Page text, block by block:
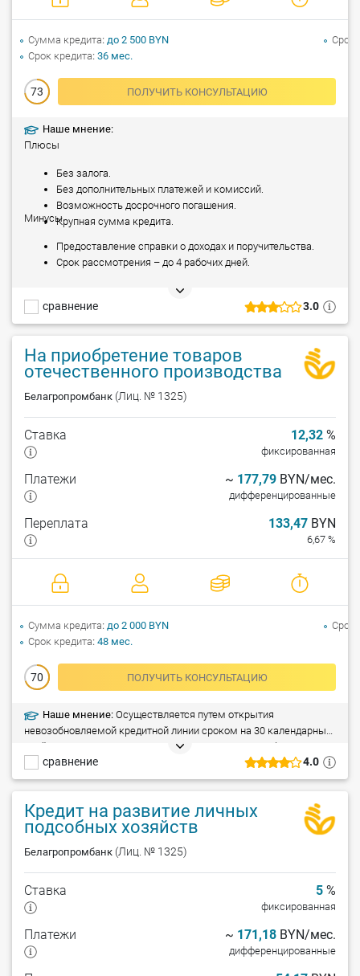
3.0
сравнение
73 ПОЛУЧИТЬ КОНСУЛЬТАЦИЮ
Сумма кредита до 2 500 BYN
Срок кредита 36 мес.
Срок
Наше мнение:
Плюсы
Без залога.
Без дополнительных платежей и комиссий.
Возможность досрочного погашения.
Крупная сумма кредита.
Минусы
Предоставление справки о доходах и поручительства.
Срок рассмотрения – до 4 рабочих дней.
На приобретение товаров
отечественного производства
Белагропромбанк (Лиц. № 1325)
4.0
сравнение
Ставка 12,32 %
фиксированная
Платежи ~ 177,79 BYN/мес.
дифференцированные
Переплата 133,47 BYN
6,67 %
70 ПОЛУЧИТЬ КОНСУЛЬТАЦИЮ
Сумма кредита до 2 000 BYN
Срок кредита 48 мес.
Срок
Наше мнение: Осуществляется путем открытия
невозобновляемой кредитной линии сроком на 30 календарных
дней в соответствии с предоставленными счетами-фактурами
на текущие (расчетные) банковские счета субъектов торговли
для приобретения товаров, произведенных в Республике
Кредит на развитие личных
подсобных хозяйств
Белагропромбанк (Лиц. № 1325)
Ставка 5 %
фиксированная
Платежи ~ 171,18 BYN/мес.
дифференцированные